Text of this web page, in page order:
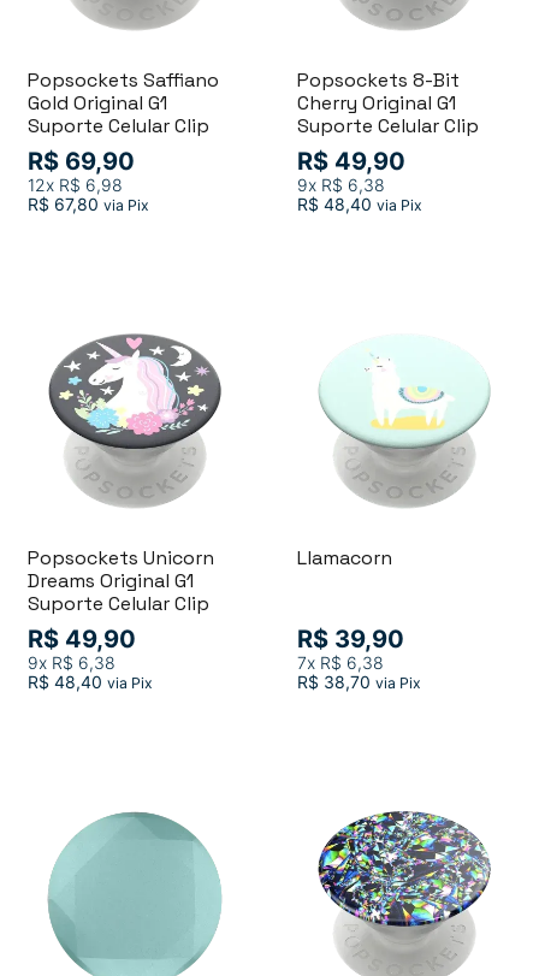
Popsockets Saffiano
Gold Original G1
Suporte Celular Clip
R$ 69,90
12x R$ 6,98
R$ 67,80 via Pix
Popsockets 8-Bit
Cherry Original G1
Suporte Celular Clip
R$ 49,90
9x R$ 6,38
R$ 48,40 via Pix
Popsockets Unicorn
Dreams Original G1
Suporte Celular Clip
R$ 49,90
9x R$ 6,38
R$ 48,40 via Pix
Llamacorn
R$ 39,90
7x R$ 6,38
R$ 38,70 via Pix